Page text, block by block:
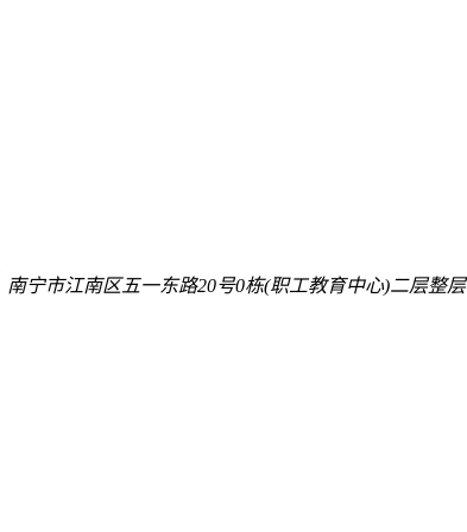
南宁市江南区五一东路20号0栋(职工教育中心)二层整层